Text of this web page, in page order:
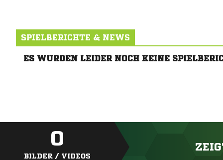
SPIELBERICHTE & NEWS
ES WURDEN LEIDER NOCH KEINE
0
BILDER / VIDEOS